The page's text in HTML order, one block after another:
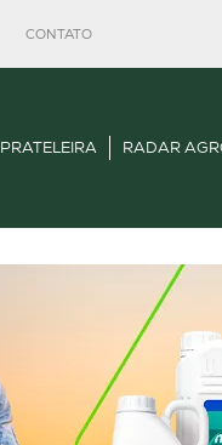
CONTATO
PRATELEIRA RADAR